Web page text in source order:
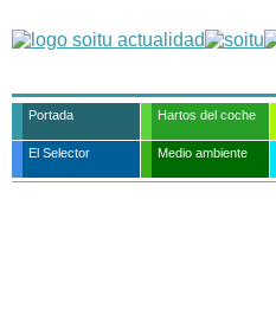
Portada Hartos del coche
El Selector Medio ambiente